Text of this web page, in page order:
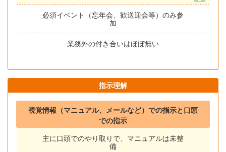
必須イベント（忘年会、歓送迎会等）のみ参
加
業務外の付き合いはほぼ無い
指示理解
視覚情報（マニュアル、メールなど）での指示と口頭
での指示
主に口頭でのやり取りで、マニュアルは未整
備